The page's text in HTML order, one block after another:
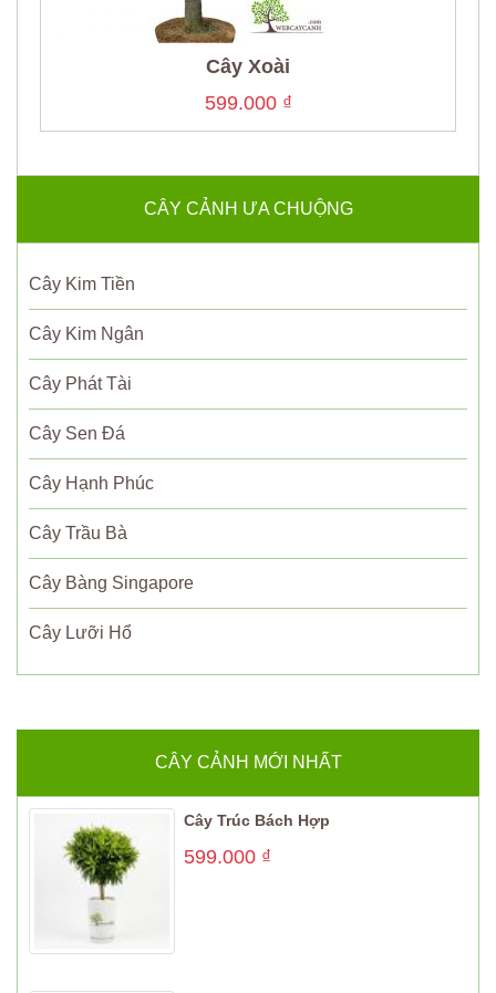
Cây Xoài
599.000 ₫
CÂY CẢNH ƯA CHUỘNG
Cây Kim Tiền
Cây Kim Ngân
Cây Phát Tài
Cây Sen Đá
Cây Hạnh Phúc
Cây Trầu Bà
Cây Bàng Singapore
Cây Lưỡi Hổ
CÂY CẢNH MỚI NHẤT
Cây Trúc Bách Hợp
599.000 ₫